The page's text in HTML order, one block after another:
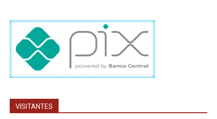
VISITANTES